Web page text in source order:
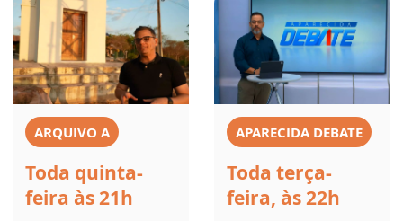
ARQUIVO A
Toda quinta-
feira às 21h
APARECIDA DEBATE
Toda terça-
feira, às 22h